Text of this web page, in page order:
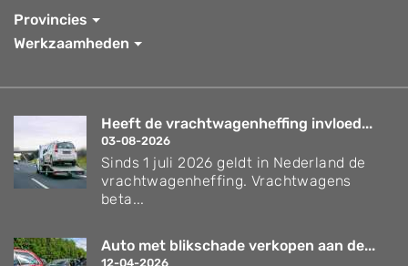
Provincies
Werkzaamheden
Heeft de vrachtwagenheffing invloed...
03-08-2026
Sinds 1 juli 2026 geldt in Nederland de
vrachtwagenheffing. Vrachtwagens
beta...
Auto met blikschade verkopen aan de...
12-04-2026